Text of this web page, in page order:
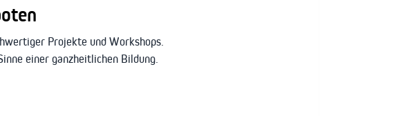
Projekte und Workshops.
einer ganzheitlichen Bildung.